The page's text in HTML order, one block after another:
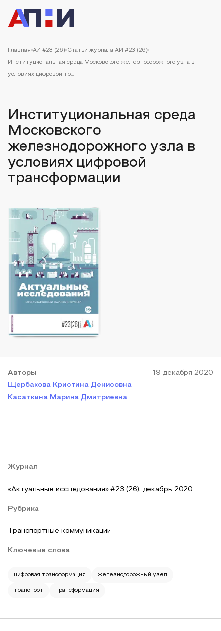
Главная АИ #23 (26) Статьи журнала АИ #23 (26)
Институциональная среда Московского железнодорожного узла в
условиях цифровой тр...
Институциональная среда
Московского
железнодорожного узла в
условиях цифровой
трансформации
Авторы:
Щербакова Кристина Денисовна
Касаткина Марина Дмитриевна
19 декабря 2020
Журнал
«Актуальные исследования» #23 (26), декабрь 2020
Рубрика
Транспортные коммуникации
Ключевые слова
цифровая трансформация железнодорожный узел
транспорт трансформация